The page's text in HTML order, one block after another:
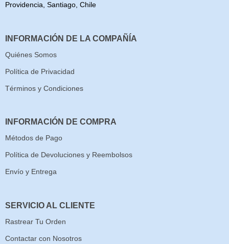
Providencia, Santiago, Chile
INFORMACIÓN DE LA COMPAÑÍA
Quiénes Somos
Política de Privacidad
Términos y Condiciones
INFORMACIÓN DE COMPRA
Métodos de Pago
Política de Devoluciones y Reembolsos
Envío y Entrega
SERVICIO AL CLIENTE
Rastrear Tu Orden
Contactar con Nosotros